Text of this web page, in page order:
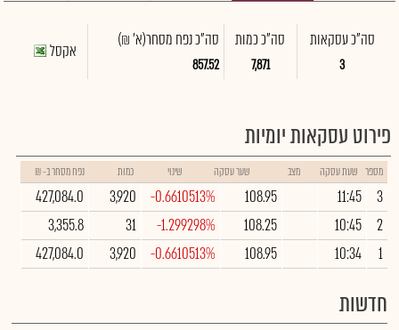
סה"כ עסקאות
3
סה"כ כמות
7,871
סה"כ נפח מסחר(א' ₪)
857.52
אקסל
פירוט עסקאות יומיות
מספר שעת עסקה מצב שער עסקה שינוי כמות נפח מסחר ב- ₪
3
11:45
108.95
-0.6610513%
3,920
427,084.0
2
10:45
108.25
-1.299298%
31
3,355.8
1
10:34
108.95
-0.6610513%
3,920
427,084.0
חדשות